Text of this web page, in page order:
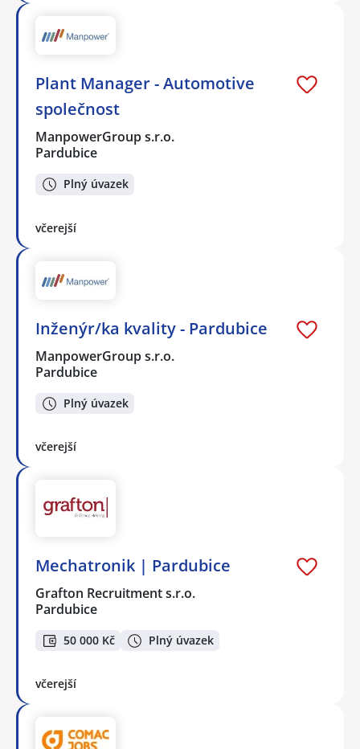
Plant Manager - Automotive
společnost
ManpowerGroup s.r.o.
Pardubice
Plný úvazek
včerejší
Inženýr/ka kvality - Pardubice
ManpowerGroup s.r.o.
Pardubice
Plný úvazek
včerejší
Mechatronik | Pardubice
Grafton Recruitment s.r.o.
Pardubice
50 000 Kč Plný úvazek
včerejší